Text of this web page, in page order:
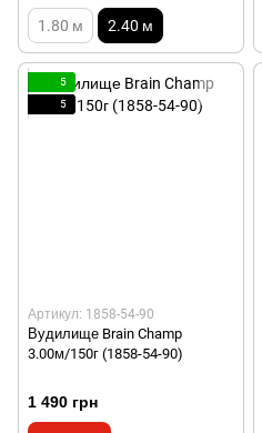
1.80 м 2.40 м
5
5
Артикул: 1858-54-90
Вудилище Brain Champ
3.00м/150г (1858-54-90)
1 490 грн